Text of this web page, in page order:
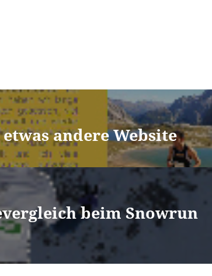
andere Website
beim Snowrun